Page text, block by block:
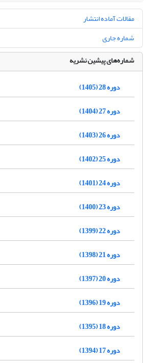
مقالات آماده انتشار
شماره جاری
شماره‌های پیشین نشریه
دوره 28 (1405)
دوره 27 (1404)
دوره 26 (1403)
دوره 25 (1402)
دوره 24 (1401)
دوره 23 (1400)
دوره 22 (1399)
دوره 21 (1398)
دوره 20 (1397)
دوره 19 (1396)
دوره 18 (1395)
دوره 17 (1394)